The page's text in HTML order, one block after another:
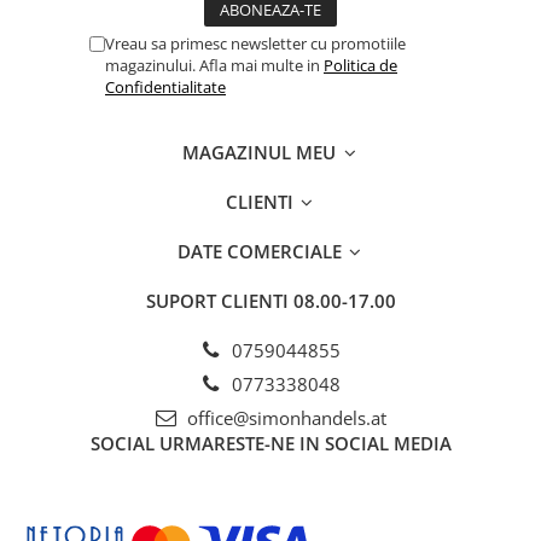
Vreau sa primesc newsletter cu promotiile
magazinului. Afla mai multe in Politica de
Confidentialitate
MAGAZINUL MEU
CLIENTI
DATE COMERCIALE
SUPORT CLIENTI 08.00-17.00
0759044855
0773338048
office@simonhandels.at
SOCIAL URMARESTE-NE IN SOCIAL MEDIA